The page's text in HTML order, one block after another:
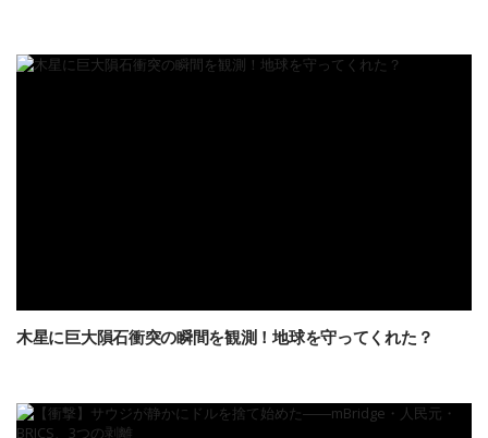
木星に巨大隕石衝突の瞬間を観測！地球を守ってくれた？